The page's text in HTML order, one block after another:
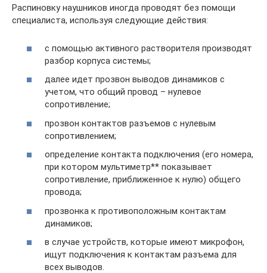
Распиновку наушников иногда проводят без помощи
специалиста, используя следующие действия:
с помощью активного растворителя производят
разбор корпуса системы;
далее идет прозвон выводов динамиков с
учетом, что общий провод – нулевое
сопротивление;
прозвон контактов разъемов с нулевым
сопротивлением;
определение контакта подключения (его номера,
при котором мультиметр** показывает
сопротивление, приближенное к нулю) общего
провода;
прозвонка к противоположным контактам
динамиков;
в случае устройств, которые имеют микрофон,
ищут подключения к контактам разъема для
всех выводов.